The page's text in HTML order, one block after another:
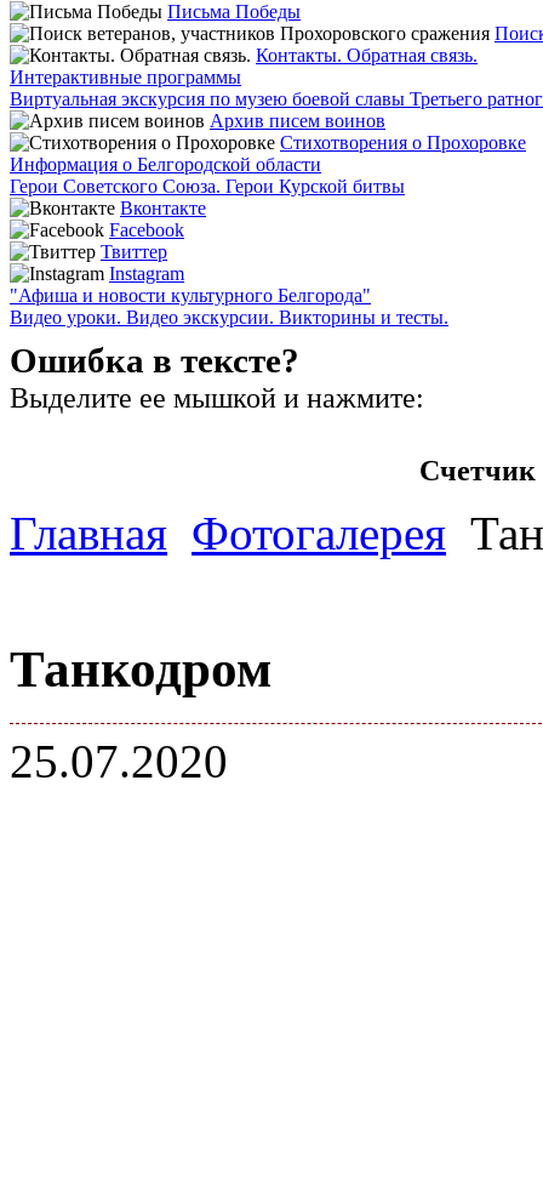
Письма Победы
Контакты. Обратная связь.
Интерактивные программы
Виртуальная экскурсия по музею боевой славы Третьего
Архив писем воинов
Стихотворения о Прохоровке
Информация о Белгородской области
Герои Советского Союза. Герои Курской битвы
Вконтакте
Facebook
Твиттер
Instagram
"Афиша и новости культурного Белгорода"
Видео уроки. Видео экскурсии. Викторины и тесты.
Ошибка в тексте?
Выделите ее мышкой и нажмите:
Счетчик
Главная Фотогалерея
Танкодром
25.07.2020